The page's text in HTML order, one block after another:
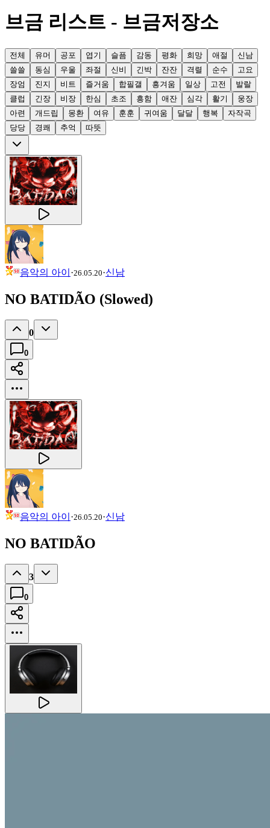
브금 리스트 - 브금저장소
전체 유머 공포 엽기 슬픔 감동 평화 희망 애절
신남
쓸쓸
동심 우울 좌절 신비 긴박 잔잔 격렬 순수
고요
장엄
진지 비트 즐거움 합필갤 흥겨움 일상 고전
발랄
클럽
긴장 비장 한심 초조 흥함 애잔 심각 활기
웅장
아련
개드립 몽환 여유 훈훈 귀여움 달달 행복
자작곡
당당
경쾌 추억 따뜻
음악의 아이 ·26.05.20·신남
NO BATIDÃO (Slowed)
0
0
음악의 아이 ·26.05.20·신남
NO BATIDÃO
3
0